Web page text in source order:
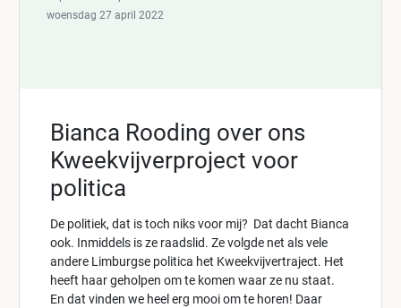
woensdag 27 april 2022
Bianca Rooding over ons
Kweekvijverproject voor
politica
De politiek, dat is toch niks voor mij? Dat dacht Bianca
ook. Inmiddels is ze raadslid. Ze volgde net als vele
andere Limburgse politica het Kweekvijvertraject. Het
heeft haar geholpen om te komen waar ze nu staat.
En dat vinden we heel erg mooi om te horen! Daar